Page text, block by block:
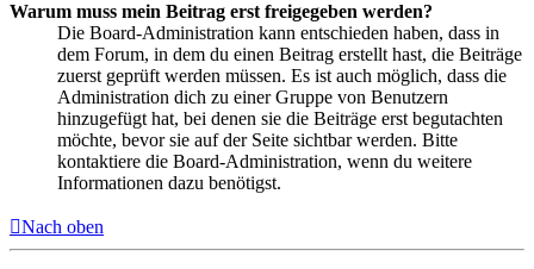
Warum muss mein Beitrag erst freigegeben werden?
Die Board-Administration kann entschieden haben, dass in
dem Forum, in dem du einen Beitrag erstellt hast, die Beiträge
zuerst geprüft werden müssen. Es ist auch möglich, dass die
Administration dich zu einer Gruppe von Benutzern
hinzugefügt hat, bei denen sie die Beiträge erst begutachten
möchte, bevor sie auf der Seite sichtbar werden. Bitte
kontaktiere die Board-Administration, wenn du weitere
Informationen dazu benötigst.
Nach oben